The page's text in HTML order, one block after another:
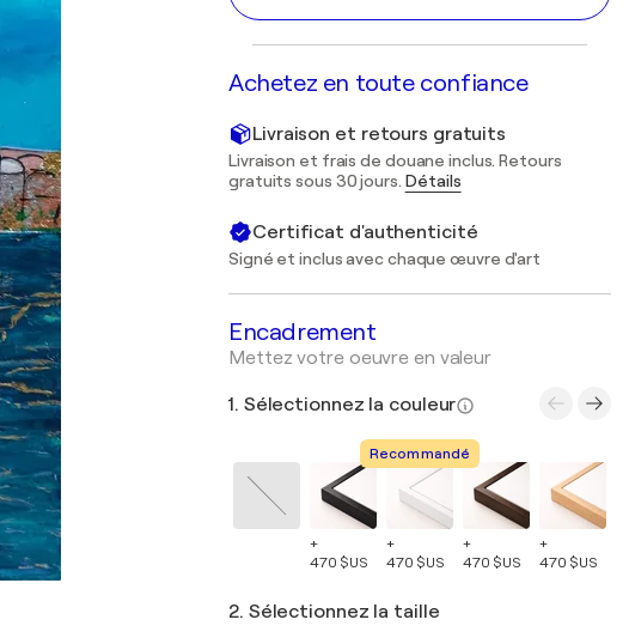
Achetez en toute confiance
Livraison et retours gratuits
Livraison et frais de douane inclus. Retours
gratuits sous 30 jours. Détails
Certificat d'authenticité
Signé et inclus avec chaque œuvre d'art
Encadrement
Mettez votre oeuvre en valeur
1. Sélectionnez la couleur
+
470 $US
Recommandé
+
470 $US
+
470 $US
+
470 $US
2. Sélectionnez la taille